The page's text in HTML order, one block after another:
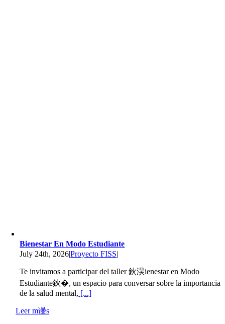
Bienestar En Modo Estudiante
July 24th, 2026|Proyecto FISS|
Te invitamos a participar del taller 鈥淏ienestar en Modo
Estudiante鈥�, un espacio para conversar sobre la importancia
de la salud mental, [...]
Leer m谩s